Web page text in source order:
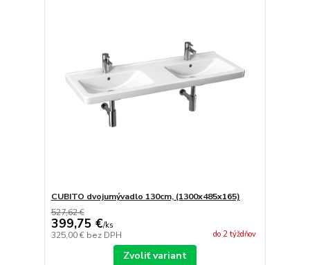
CUBITO dvojumývadlo 130cm, (1300x485x165)
527,62 €
399,75 €/ks
325,00 € bez DPH do 2 týždňov
Zvoliť variant